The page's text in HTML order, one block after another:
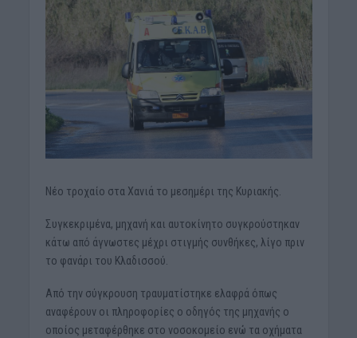
Νέο τροχαίο στα Χανιά το μεσημέρι της Κυριακής.
Συγκεκριμένα, μηχανή και αυτοκίνητο συγκρούστηκαν
κάτω από άγνωστες μέχρι στιγμής συνθήκες, λίγο πριν
το φανάρι του Κλαδισσού.
Από την σύγκρουση τραυματίστηκε ελαφρά όπως
αναφέρουν οι πληροφορίες ο οδηγός της μηχανής ο
οποίος μεταφέρθηκε στο νοσοκομείο ενώ τα οχήματα